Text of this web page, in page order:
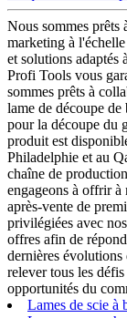
Nous sommes prêts
marketing à
et solutions adaptés
Profi Tools vous
sommes prêts à
lame de découpe
pour la découpe du
produit est
Philadelphie et au
chaîne de
engageons à offrir à
après-vente de
privilégiées avec
offres afin de
dernières évolutions
relever tous les
opportunités du
Lames de scie à